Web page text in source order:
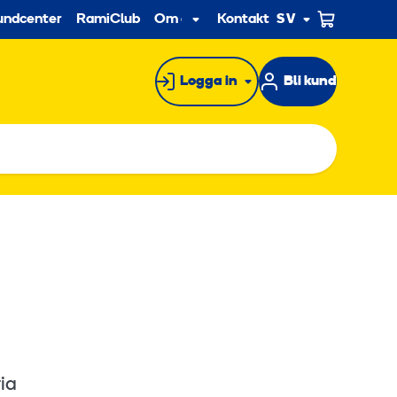
RamiClub Om ossUndermeny
Kontakt SV
Logga in Bli kund